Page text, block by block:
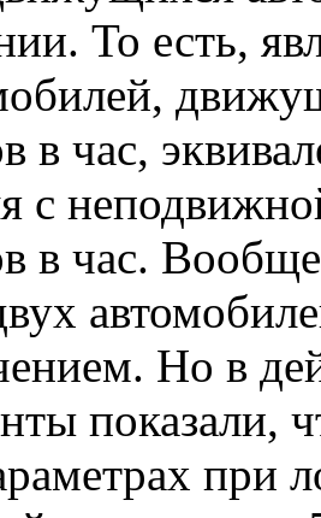
То есть,
в час,
с
в час.
Но в
показали,
при